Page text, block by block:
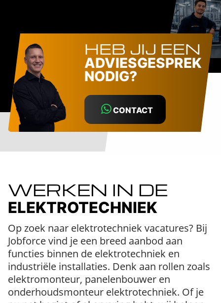
HEB JIJ EEN
ADVIESGESPREK
NODIG?
CONTACT
WERKEN IN DE
ELEKTROTECHNIEK
Op zoek naar elektrotechniek vacatures? Bij
Jobforce vind je een breed aanbod aan
functies binnen de elektrotechniek en
industriële installaties. Denk aan rollen zoals
elektromonteur, panelenbouwer en
onderhoudsmonteur elektrotechniek. Of je